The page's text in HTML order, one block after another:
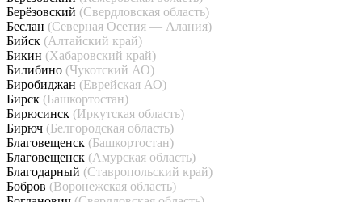
Берёзовский (Свердловская область)
Беслан (Северная Осетия — Алания)
Бийск (Алтайский край)
Бикин (Хабаровский край)
Билибино (Чукотский АО)
Биробиджан (Еврейская АО)
Бирск (Башкортостан)
Бирюсинск (Иркутская область)
Бирюч (Белгородская область)
Благовещенск (Башкортостан)
Благовещенск (Амурская область)
Благодарный (Ставропольский край)
Бобров (Воронежская область)